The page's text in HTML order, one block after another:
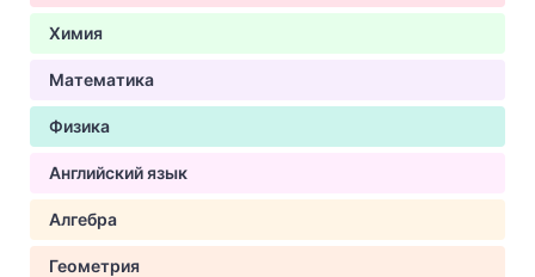
Химия
Математика
Физика
Английский язык
Алгебра
Геометрия